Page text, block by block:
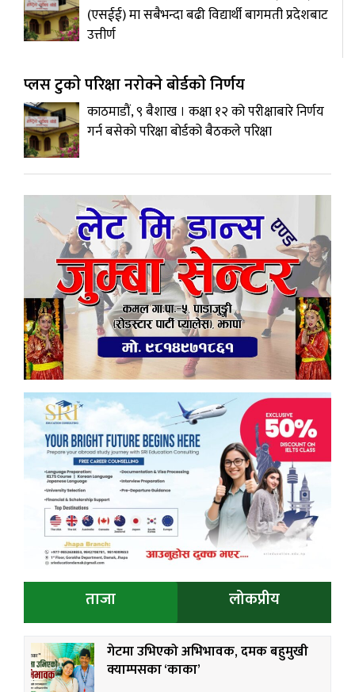
(एसईई) मा सबैभन्दा बढी विद्यार्थी बागमती प्रदेशबाट
उत्तीर्ण
प्लस टुकाे परिक्षा नराेक्ने बाेर्डकाे निर्णय
काठमाडौं, ९ बैशाख । कक्षा १२ को परीक्षाबारे निर्णय
गर्न बसेकाे परिक्षा बोर्डको बैठकले परिक्षा
ताजा लोकप्रीय
गेटमा उभिएको अभिभावक, दमक बहुमुखी
क्याम्पसका ‘काका’